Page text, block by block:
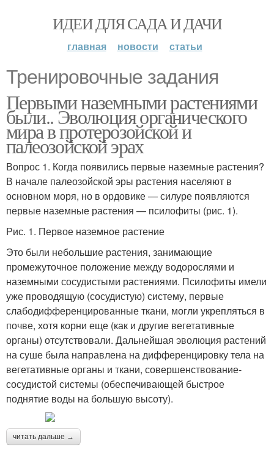
ИДЕИ ДЛЯ САДА И ДАЧИ
главная новости статьи
Тренировочные задания
Первыми наземными растениями
были.. Эволюция органического
мира в протерозойской и
палеозойской эрах
Вопрос 1. Когда появились первые наземные растения?
В начале палеозойской эры растения населяют в
основном моря, но в ордовике — силуре появляются
первые наземные растения — псилофиты (рис. 1).
Рис. 1. Первое наземное растение
Это были небольшие растения, занимающие
промежуточное положение между водорослями и
наземными сосудистыми растениями. Псилофиты имели
уже проводящую (сосудистую) систему, первые
слабодифференцированные ткани, могли укрепляться в
почве, хотя корни еще (как и другие вегетативные
органы) отсутствовали. Дальнейшая эволюция растений
на суше была направлена на дифференцировку тела на
вегетативные органы и ткани, совершенствование-
сосудистой системы (обеспечивающей быстрое
поднятие воды на большую высоту).
читать дальше →